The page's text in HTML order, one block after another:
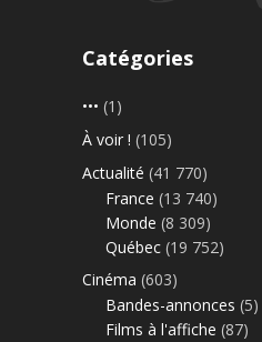
Catégories
••• (1)
À voir ! (105)
Actualité (41 770)
France (13 740)
Monde (8 309)
Québec (19 752)
Cinéma (603)
Bandes-annonces (5)
Films à l'affiche (87)